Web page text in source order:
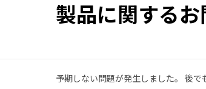
製品に関する
予期しない問題が発生しました。 後で